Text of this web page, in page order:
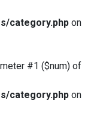
category.php on
#1 ($num) of
category.php on